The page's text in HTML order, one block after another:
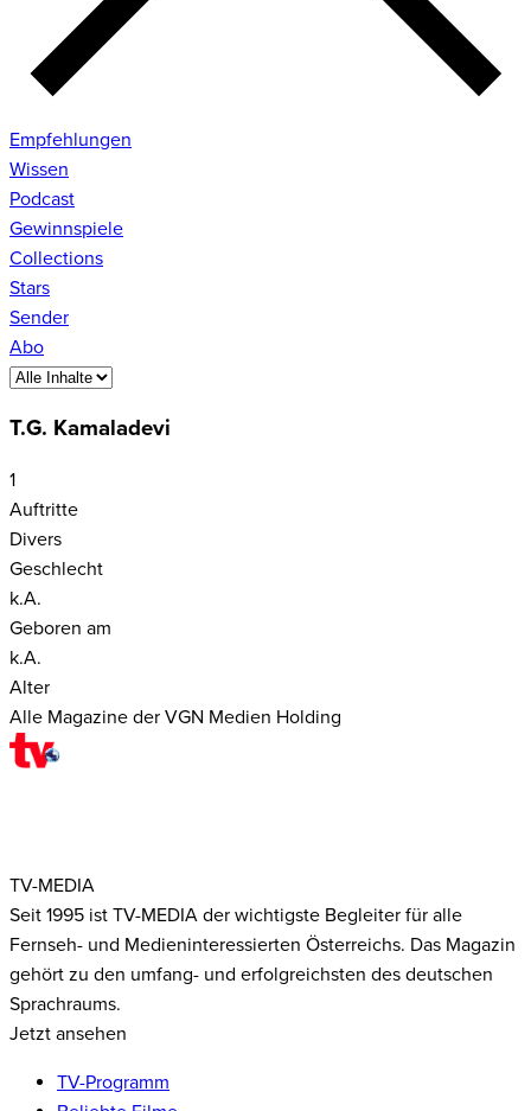
Empfehlungen
Wissen
Podcast
Gewinnspiele
Collections
Stars
Sender
Abo
T.G. Kamaladevi
1
Auftritte
Divers
Geschlecht
k.A.
Geboren am
k.A.
Alter
Alle Magazine der VGN Medien Holding
TV-MEDIA
Seit 1995 ist TV-MEDIA der wichtigste Begleiter für alle
Fernseh- und Medieninteressierten Österreichs. Das Magazin
gehört zu den umfang- und erfolgreichsten des deutschen
Sprachraums.
Jetzt ansehen
TV-Programm